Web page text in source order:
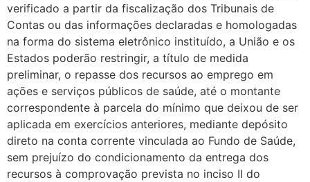
verificado a partir da fiscalização dos Tribunais de
Contas ou das informações declaradas e homologadas
na forma do sistema eletrônico instituído, a União e os
Estados poderão restringir, a título de medida
preliminar, o repasse dos recursos ao emprego em
ações e serviços públicos de saúde, até o montante
correspondente à parcela do mínimo que deixou de ser
aplicada em exercícios anteriores, mediante depósito
direto na conta corrente vinculada ao Fundo de Saúde,
sem prejuízo do condicionamento da entrega dos
recursos à comprovação prevista no inciso II do